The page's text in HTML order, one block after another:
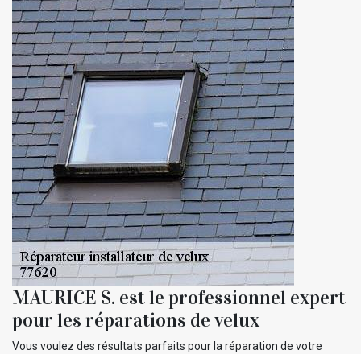
MAURICE S. est le professionnel expert
pour les réparations de velux
Vous voulez des résultats parfaits pour la réparation de votre